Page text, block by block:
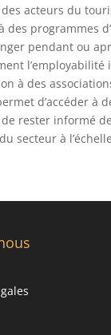
acteurs du
des programmes
pendant ou
l’employabilité
à des
d’accéder à
rester informé
secteur à